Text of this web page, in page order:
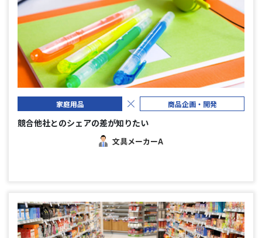
家庭用品 商品企画・開発
競合他社とのシェアの差が知りたい
文具メーカーA